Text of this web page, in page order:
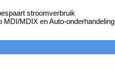
stroomverbruik
MDIX en Auto-onderhandeling